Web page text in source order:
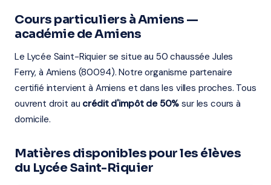
Cours particuliers à Amiens —
académie de Amiens
Le Lycée Saint-Riquier se situe au 50 chaussée Jules
Ferry, à Amiens (80094). Notre organisme partenaire
certifié intervient à Amiens et dans les villes proches. Tous
ouvrent droit au crédit d'impôt de 50% sur les cours à
domicile.
Matières disponibles pour les élèves
du Lycée Saint-Riquier